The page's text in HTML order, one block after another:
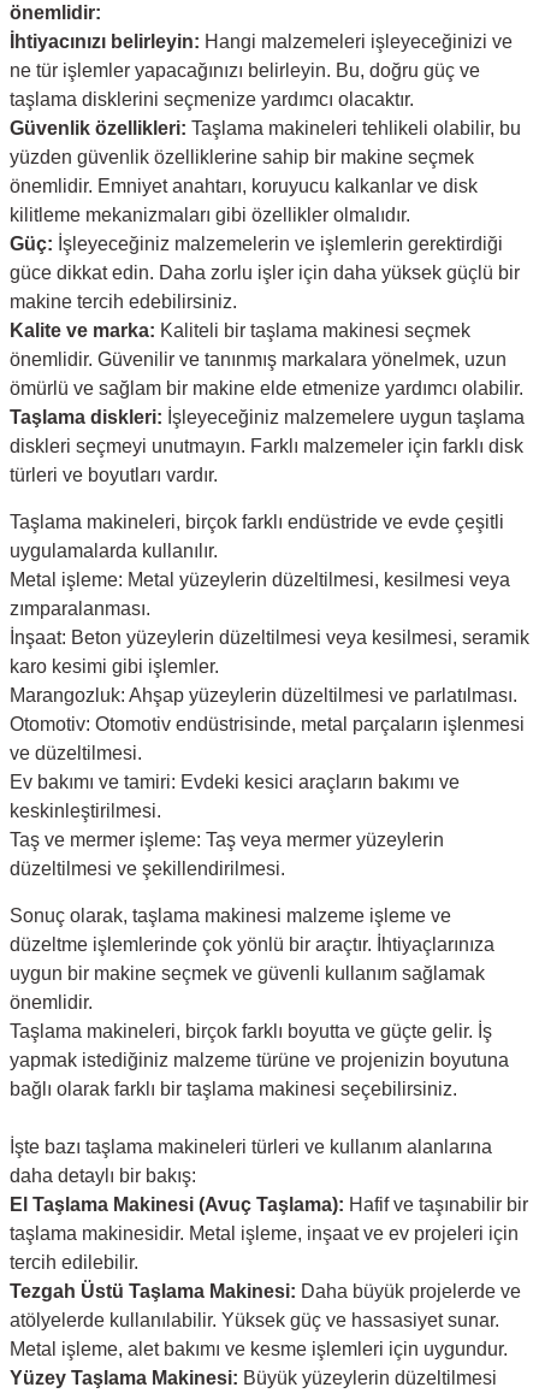
önemlidir:
İhtiyacınızı belirleyin: Hangi malzemeleri işleyeceğinizi ve
ne tür işlemler yapacağınızı belirleyin. Bu, doğru güç ve
taşlama disklerini seçmenize yardımcı olacaktır.
Güvenlik özellikleri: Taşlama makineleri tehlikeli olabilir, bu
yüzden güvenlik özelliklerine sahip bir makine seçmek
önemlidir. Emniyet anahtarı, koruyucu kalkanlar ve disk
kilitleme mekanizmaları gibi özellikler olmalıdır.
Güç: İşleyeceğiniz malzemelerin ve işlemlerin gerektirdiği
güce dikkat edin. Daha zorlu işler için daha yüksek güçlü bir
makine tercih edebilirsiniz.
Kalite ve marka: Kaliteli bir taşlama makinesi seçmek
önemlidir. Güvenilir ve tanınmış markalara yönelmek, uzun
ömürlü ve sağlam bir makine elde etmenize yardımcı olabilir.
Taşlama diskleri: İşleyeceğiniz malzemelere uygun taşlama
diskleri seçmeyi unutmayın. Farklı malzemeler için farklı disk
türleri ve boyutları vardır.
Taşlama makineleri, birçok farklı endüstride ve evde çeşitli
uygulamalarda kullanılır.
Metal işleme: Metal yüzeylerin düzeltilmesi, kesilmesi veya
zımparalanması.
İnşaat: Beton yüzeylerin düzeltilmesi veya kesilmesi, seramik
karo kesimi gibi işlemler.
Marangozluk: Ahşap yüzeylerin düzeltilmesi ve parlatılması.
Otomotiv: Otomotiv endüstrisinde, metal parçaların işlenmesi
ve düzeltilmesi.
Ev bakımı ve tamiri: Evdeki kesici araçların bakımı ve
keskinleştirilmesi.
Taş ve mermer işleme: Taş veya mermer yüzeylerin
düzeltilmesi ve şekillendirilmesi.
Sonuç olarak, taşlama makinesi malzeme işleme ve
düzeltme işlemlerinde çok yönlü bir araçtır. İhtiyaçlarınıza
uygun bir makine seçmek ve güvenli kullanım sağlamak
önemlidir.
Taşlama makineleri, birçok farklı boyutta ve güçte gelir. İş
yapmak istediğiniz malzeme türüne ve projenizin boyutuna
bağlı olarak farklı bir taşlama makinesi seçebilirsiniz.
İşte bazı taşlama makineleri türleri ve kullanım alanlarına
daha detaylı bir bakış:
El Taşlama Makinesi (Avuç Taşlama): Hafif ve taşınabilir bir
taşlama makinesidir. Metal işleme, inşaat ve ev projeleri için
tercih edilebilir.
Tezgah Üstü Taşlama Makinesi: Daha büyük projelerde ve
atölyelerde kullanılabilir. Yüksek güç ve hassasiyet sunar.
Metal işleme, alet bakımı ve kesme işlemleri için uygundur.
Yüzey Taşlama Makinesi: Büyük yüzeylerin düzeltilmesi